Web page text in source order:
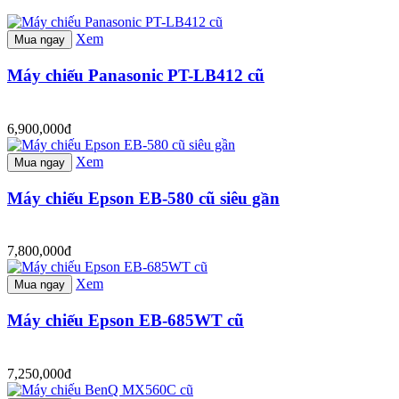
Mua ngay Xem
Máy chiếu Panasonic PT-LB412 cũ
6,900,000đ
Mua ngay Xem
Máy chiếu Epson EB-580 cũ siêu gần
7,800,000đ
Mua ngay Xem
Máy chiếu Epson EB-685WT cũ
7,250,000đ